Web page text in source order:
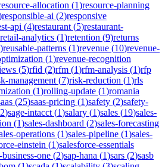
allocation (1)resource-planning
responsible-ai (2)responsive
api (4)restaurant (5)restaurant-
retail-analytics (1)retention (9)returns
)reusable-patterns (1)revenue (10)revenue-
(1)revenue-recognition
(5)rfid (2)rfm (1)rfm-analysis (1)rfp
management (7)risk-reduction (1)rls
(1)rolling-update (1)romania
(25)saas-pricing (1)safety (2)safety-
2)sage-intacct (1)salary (1)sales (19)sales-
(1)sales-dashboard (2)sales-forecasting
operations (1)sales-pipeline (1)sales-
einstein (1)salesforce-essentials
business-one (2)sap-hana (1)sars (2)sasb